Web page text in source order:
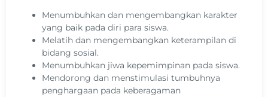
Menumbuhkan dan mengembangkan karakter
yang baik pada diri para siswa.
Melatih dan mengembangkan keterampilan di
bidang sosial.
Menumbuhkan jiwa kepemimpinan pada siswa.
Mendorong dan menstimulasi tumbuhnya
penghargaan pada keberagaman